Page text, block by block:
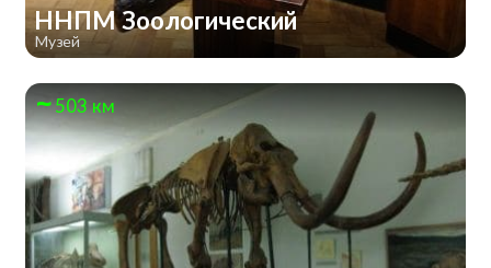
ННПМ Зоологический
Музей
503 км